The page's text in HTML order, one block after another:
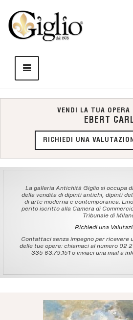
VENDI LA TUA OPERA
EBERT
RICHIEDI UNA
La galleria Antichità Giglio si occupa
della vendita di dipinti antichi, dipinti
di arte moderna e contemporanea.
perito iscritto alla Camera di
Tribunale di
Richiedi una
Contattaci senza impegno per ricevere
delle tue opere: chiamaci al numero 02
335 63.79.151 o inviaci una mail a